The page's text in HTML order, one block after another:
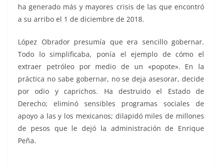
ha generado más y mayores crisis de las que encontró
a su arribo el 1 de diciembre de 2018.
López Obrador presumía que era sencillo gobernar.
Todo lo simplificaba, ponía el ejemplo de cómo el
extraer petróleo por medio de un «popote». En la
práctica no sabe gobernar, no se deja asesorar, decide
por odio y caprichos. Ha destruido el Estado de
Derecho; eliminó sensibles programas sociales de
apoyo a las y los mexicanos; dilapidó miles de millones
de pesos que le dejó la administración de Enrique
Peña.